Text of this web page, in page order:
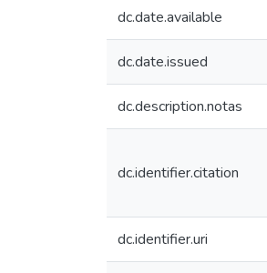
dc.date.available
dc.date.issued
dc.description.notas
dc.identifier.citation
dc.identifier.uri